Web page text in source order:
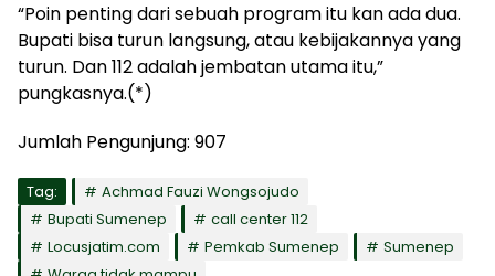
“Poin penting dari sebuah program itu kan ada dua.
Bupati bisa turun langsung, atau kebijakannya yang
turun. Dan 112 adalah jembatan utama itu,”
pungkasnya.(*)
Jumlah Pengunjung: 907
Tag:
Achmad Fauzi Wongsojudo
Bupati Sumenep
call center 112
Locusjatim.com
Pemkab Sumenep
Sumenep